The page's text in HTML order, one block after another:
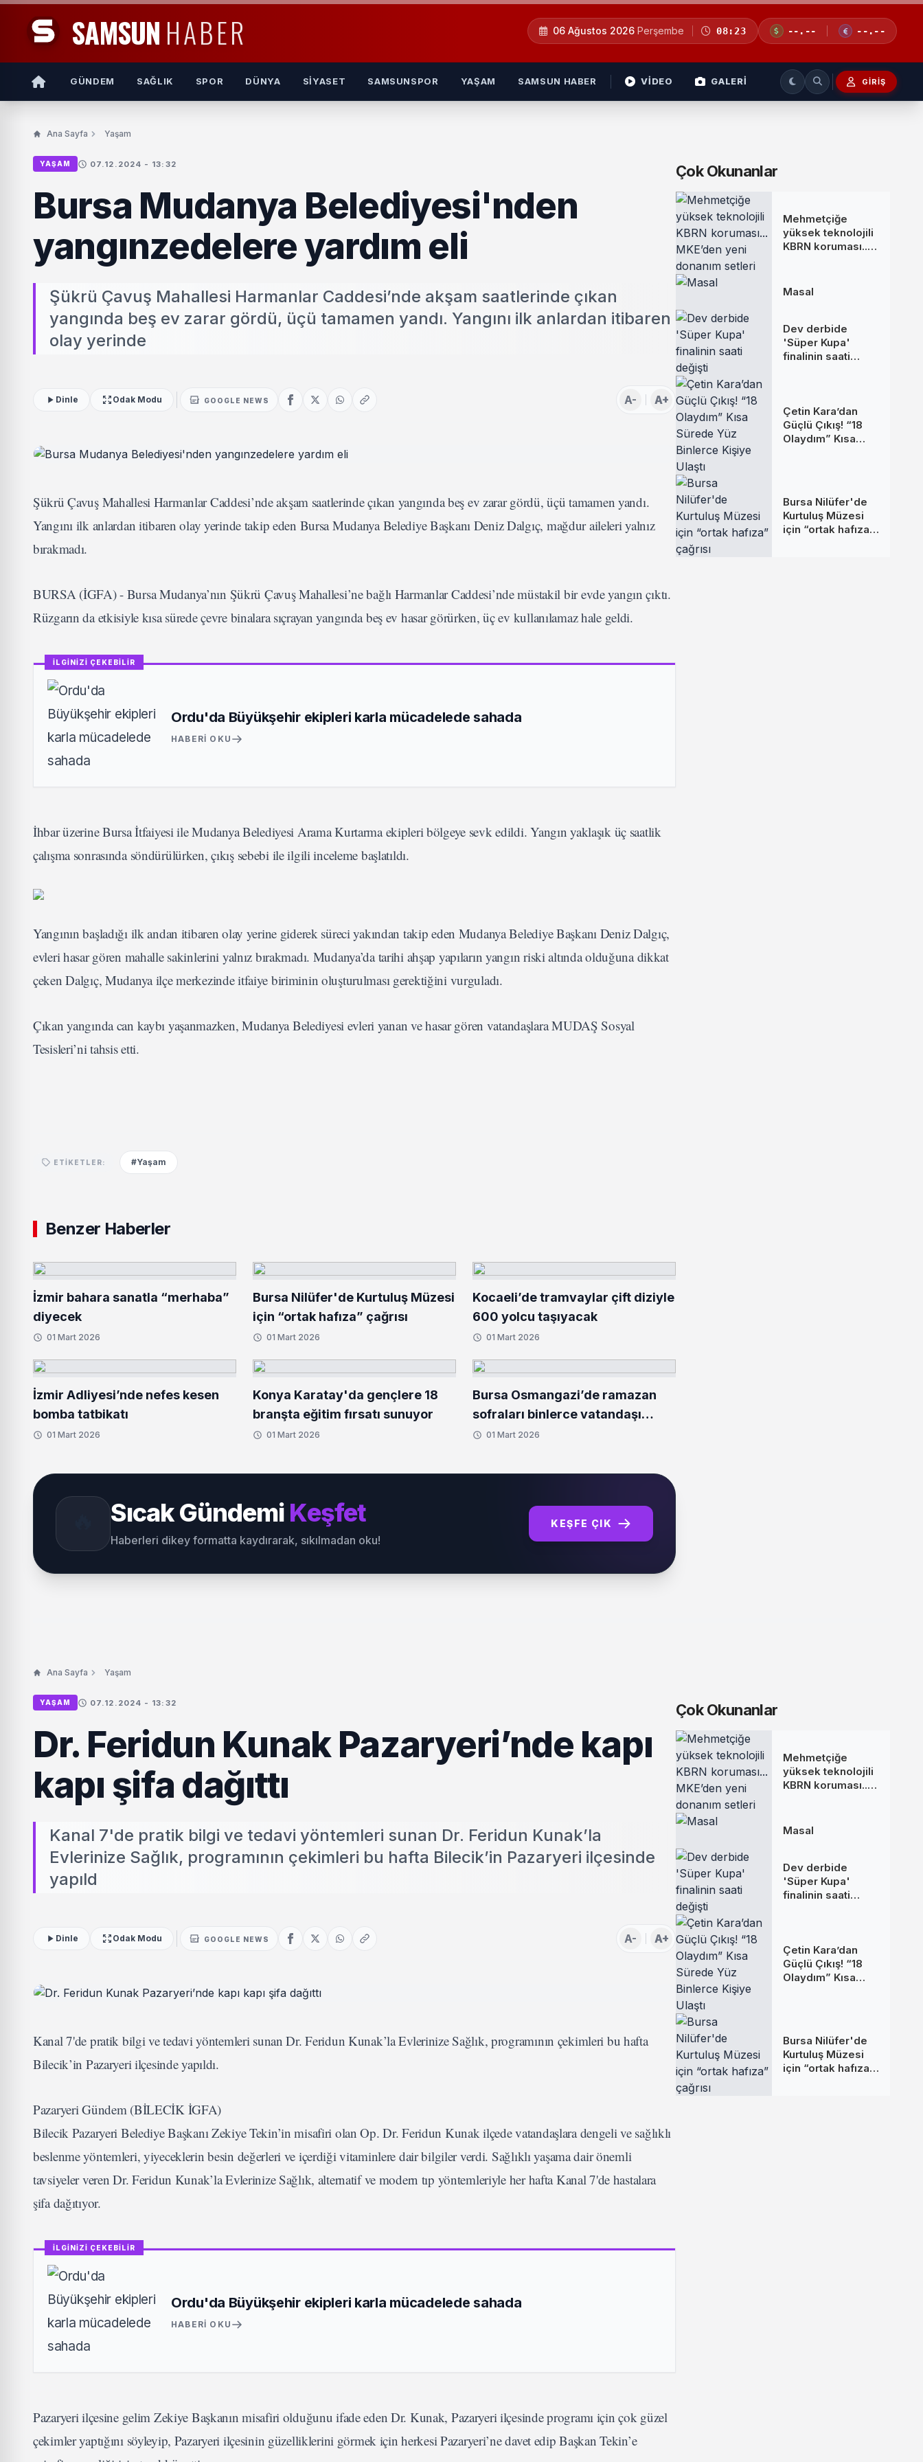
SAMSUN HABER 06 Ağustos 2026 Perşembe 08:23 --.-- --.--
GÜNDEM SAĞLIK SPOR DÜNYA SIYASET SAMSUNSPOR YAŞAM SAMSUN HABER VİDEO GALERİ GIRIŞ
Ana Sayfa Yaşam
YAŞAM 07.12.2024 - 13:32
Bursa Mudanya Belediyesi'nden
yangınzedelere yardım eli
Şükrü Çavuş Mahallesi Harmanlar Caddesi’nde akşam saatlerinde çıkan
yangında beş ev zarar gördü, üçü tamamen yandı. Yangını ilk anlardan itibaren
olay yerinde
Dinle Odak Modu GOOGLE NEWS A- A+
Şükrü Çavuş Mahallesi Harmanlar Caddesi’nde akşam saatlerinde çıkan yangında beş ev zarar gördü, üçü tamamen yandı.
Yangını ilk anlardan itibaren olay yerinde takip eden Bursa Mudanya Belediye Başkanı Deniz Dalgıç, mağdur aileleri yalnız
bırakmadı.
BURSA (İGFA) - Bursa Mudanya’nın Şükrü Çavuş Mahallesi’ne bağlı Harmanlar Caddesi’nde müstakil bir evde yangın çıktı.
Rüzgarın da etkisiyle kısa sürede çevre binalara sıçrayan yangında beş ev hasar görürken, üç ev kullanılamaz hale geldi.
İLGİNİZİ ÇEKEBİLİR
Ordu'da Büyükşehir ekipleri karla mücadelede sahada
HABERI OKU
İhbar üzerine Bursa İtfaiyesi ile Mudanya Belediyesi Arama Kurtarma ekipleri bölgeye sevk edildi. Yangın yaklaşık üç saatlik
çalışma sonrasında söndürülürken, çıkış sebebi ile ilgili inceleme başlatıldı.
Yangının başladığı ilk andan itibaren olay yerine giderek süreci yakından takip eden Mudanya Belediye Başkanı Deniz Dalgıç,
evleri hasar gören mahalle sakinlerini yalnız bırakmadı. Mudanya’da tarihi ahşap yapıların yangın riski altında olduğuna dikkat
çeken Dalgıç, Mudanya ilçe merkezinde itfaiye biriminin oluşturulması gerektiğini vurguladı.
Çıkan yangında can kaybı yaşanmazken, Mudanya Belediyesi evleri yanan ve hasar gören vatandaşlara MUDAŞ Sosyal
Tesisleri’ni tahsis etti.
ETIKETLER: #Yaşam
Benzer Haberler
İzmir bahara sanatla “merhaba”
diyecek
01 Mart 2026
Bursa Nilüfer'de Kurtuluş Müzesi
için “ortak hafıza” çağrısı
01 Mart 2026
Kocaeli’de tramvaylar çift diziyle
600 yolcu taşıyacak
01 Mart 2026
İzmir Adliyesi’nde nefes kesen
bomba tatbikatı
01 Mart 2026
Konya Karatay'da gençlere 18
branşta eğitim fırsatı sunuyor
01 Mart 2026
Bursa Osmangazi’de ramazan
sofraları binlerce vatandaşı
buluşturuyor
01 Mart 2026
Sıcak Gündemi Keşfet
Haberleri dikey formatta kaydırarak, sıkılmadan oku!
KEŞFE ÇIK
Çok Okunanlar
Mehmetçiğe
yüksek teknolojili
KBRN koruması...
Masal
Dev derbide
'Süper Kupa'
finalinin saati
Çetin Kara’dan
Güçlü Çıkış! “18
Olaydım” Kısa
Bursa Nilüfer'de
Kurtuluş Müzesi
için “ortak hafıza”
Ana Sayfa Yaşam
YAŞAM 07.12.2024 - 13:32
Dr. Feridun Kunak Pazaryeri’nde kapı
kapı şifa dağıttı
Kanal 7'de pratik bilgi ve tedavi yöntemleri sunan Dr. Feridun Kunak’la
Evlerinize Sağlık, programının çekimleri bu hafta Bilecik’in Pazaryeri ilçesinde
yapıld
Dinle Odak Modu GOOGLE NEWS A- A+
Kanal 7'de pratik bilgi ve tedavi yöntemleri sunan Dr. Feridun Kunak’la Evlerinize Sağlık, programının çekimleri bu hafta
Bilecik’in Pazaryeri ilçesinde yapıldı.
Pazaryeri Gündem (BİLECİK İGFA)
Bilecik Pazaryeri Belediye Başkanı Zekiye Tekin’in misafiri olan Op. Dr. Feridun Kunak ilçede vatandaşlara dengeli ve sağlıklı
beslenme yöntemleri, yiyeceklerin besin değerleri ve içerdiği vitaminlere dair bilgiler verdi. Sağlıklı yaşama dair önemli
tavsiyeler veren Dr. Feridun Kunak’la Evlerinize Sağlık, alternatif ve modern tıp yöntemleriyle her hafta Kanal 7'de hastalara
şifa dağıtıyor.
İLGİNİZİ ÇEKEBİLİR
Ordu'da Büyükşehir ekipleri karla mücadelede sahada
HABERI OKU
Pazaryeri ilçesine gelim Zekiye Başkanın misafiri olduğunu ifade eden Dr. Kunak, Pazaryeri ilçesinde programı için çok güzel
çekimler yaptığını söyleyip, Pazaryeri ilçesinin güzelliklerini görmek için herkesi Pazaryeri’ne davet edip Başkan Tekin’e
Çok Okunanlar
Mehmetçiğe
yüksek teknolojili
KBRN koruması...
Masal
Dev derbide
'Süper Kupa'
finalinin saati
Çetin Kara’dan
Güçlü Çıkış! “18
Olaydım” Kısa
Bursa Nilüfer'de
Kurtuluş Müzesi
için “ortak hafıza”